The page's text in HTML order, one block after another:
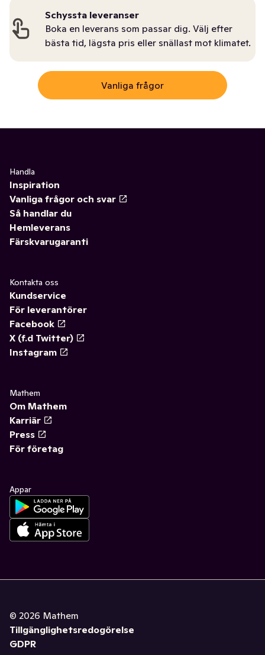
Schyssta leveranser
Boka en leverans som passar dig. Välj efter
bästa tid, lägsta pris eller snällast mot klimatet.
Vanliga frågor
Handla
Inspiration
Vanliga frågor och svar
Så handlar du
Hemleverans
Färskvarugaranti
Kontakta oss
Kundservice
För leverantörer
Facebook
X (f.d Twitter)
Instagram
Mathem
Om Mathem
Karriär
Press
För företag
Appar
© 2026 Mathem
Tillgänglighetsredogörelse
GDPR